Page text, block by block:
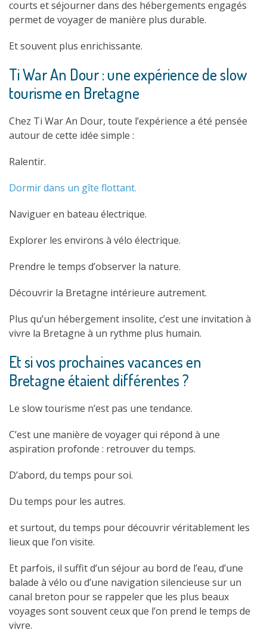
courts et séjourner dans des hébergements engagés
permet de voyager de manière plus durable.
Et souvent plus enrichissante.
Ti War An Dour : une expérience de slow
tourisme en Bretagne
Chez Ti War An Dour, toute l’expérience a été pensée
autour de cette idée simple :
Ralentir.
Dormir dans un gîte flottant.
Naviguer en bateau électrique.
Explorer les environs à vélo électrique.
Prendre le temps d’observer la nature.
Découvrir la Bretagne intérieure autrement.
Plus qu’un hébergement insolite, c’est une invitation à
vivre la Bretagne à un rythme plus humain.
Et si vos prochaines vacances en
Bretagne étaient différentes ?
Le slow tourisme n’est pas une tendance.
C’est une manière de voyager qui répond à une
aspiration profonde : retrouver du temps.
D’abord, du temps pour soi.
Du temps pour les autres.
et surtout, du temps pour découvrir véritablement les
lieux que l’on visite.
Et parfois, il suffit d’un séjour au bord de l’eau, d’une
balade à vélo ou d’une navigation silencieuse sur un
canal breton pour se rappeler que les plus beaux
voyages sont souvent ceux que l’on prend le temps de
vivre.